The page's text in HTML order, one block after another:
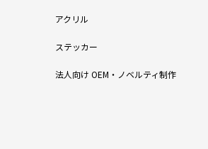
アクリル
ステッカー
法人向け OEM・ノベルティ制作